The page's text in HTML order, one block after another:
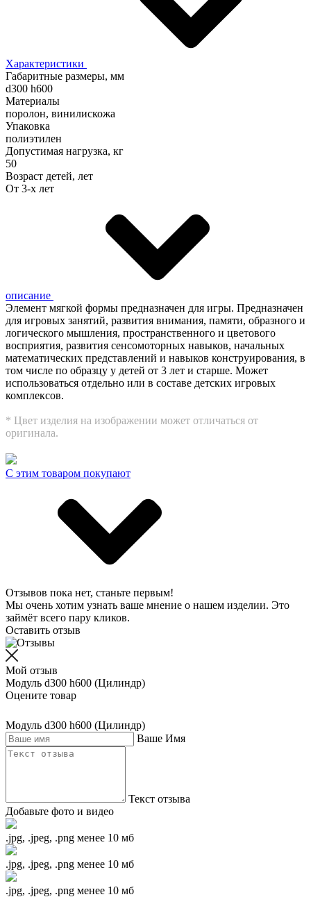
Характеристики
Габаритные размеры, мм
d300 h600
Материалы
поролон, винилискожа
Упаковка
полиэтилен
Допустимая нагрузка, кг
50
Возраст детей, лет
От 3-х лет
описание
Элемент мягкой формы предназначен для игры. Предназначен
для игровых занятий, развития внимания, памяти, образного и
логического мышления, пространственного и цветового
восприятия, развития сенсомоторных навыков, начальных
математических представлений и навыков конструирования, в
том числе по образцу у детей от 3 лет и старше. Может
использоваться отдельно или в составе детских игровых
комплексов.
* Цвет изделия на изображении может отличаться от
оригинала.
С этим товаром покупают
Отзывов пока нет, станьте первым!
Мы очень хотим узнать ваше мнение о нашем изделии. Это
займёт всего пару кликов.
Оставить отзыв
Мой отзыв
Модуль d300 h600 (Цилиндр)
Оцените товар
Модуль d300 h600 (Цилиндр)
Ваше Имя
Текст отзыва
Добавьте фото и видео
.jpg, .jpeg, .png менее 10 мб
.jpg, .jpeg, .png менее 10 мб
.jpg, .jpeg, .png менее 10 мб